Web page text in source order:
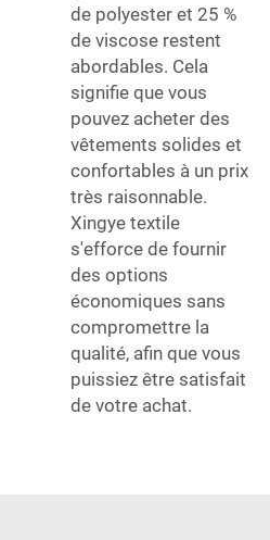
de polyester et 25 %
de viscose restent
abordables. Cela
signifie que vous
pouvez acheter des
vêtements solides et
confortables à un prix
très raisonnable.
Xingye textile
s'efforce de fournir
des options
économiques sans
compromettre la
qualité, afin que vous
puissiez être satisfait
de votre achat.